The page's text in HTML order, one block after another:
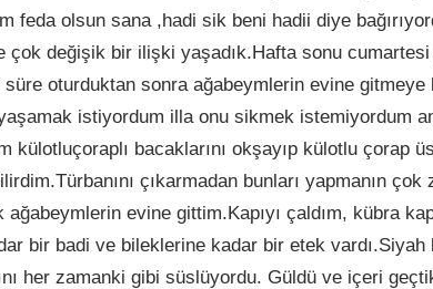
feda olsun sana ,hadi sik beni hadii diye
çok değişik bir ilişki yaşadık.Hafta sonu
oturduktan sonra ağabeymlerin evine
istiyordum illa onu sikmek istemiyordum
külotluçoraplı bacaklarını okşayıp külotlu çorap
çıkarmadan bunları yapmanın
evine gittim.Kapıyı çaldım, kübra
bir badi ve bileklerine kadar bir etek vardı.Siyah
her zamanki gibi süslüyordu. Güldü ve içeri